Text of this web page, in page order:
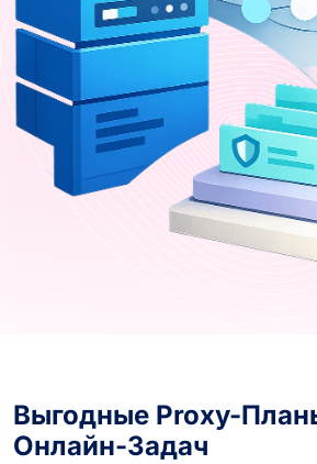
Выгодные Proxy-
Онлайн-Задач